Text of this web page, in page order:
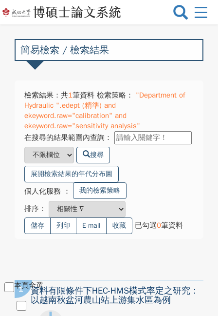
選
換
簡易檢索 / 檢索結果
檢索結果：共1筆資料 檢索策略：
"Department of
Hydraulic ".edept (精準) and
ekeyword.raw="calibration" and
ekeyword.raw="sensitivity analysis"
在搜尋的結果範圍內查詢：
搜尋
展開檢索結果的年代分布圖
個人化服務 ： 我的檢索策略
排序：
儲存 列印 E-mail 收藏 已勾選0筆資料
本頁全選
1
資料有限條件下HEC-HMS模式率定之研究：
以越南秋盆河農山站上游集水區為例